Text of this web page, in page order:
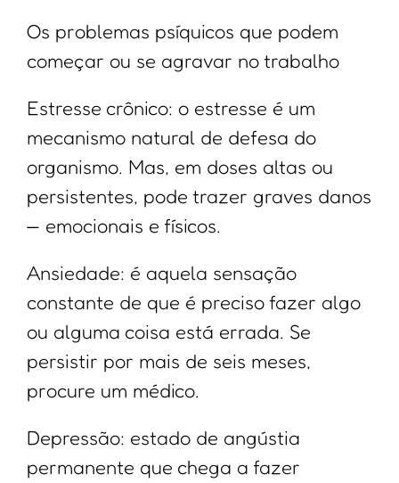
Os problemas psíquicos que podem
começar ou se agravar no trabalho
Estresse crônico: o estresse é um
mecanismo natural de defesa do
organismo. Mas, em doses altas ou
persistentes, pode trazer graves danos
— emocionais e físicos.
Ansiedade: é aquela sensação
constante de que é preciso fazer algo
ou alguma coisa está errada. Se
persistir por mais de seis meses,
procure um médico.
Depressão: estado de angústia
permanente que chega a fazer